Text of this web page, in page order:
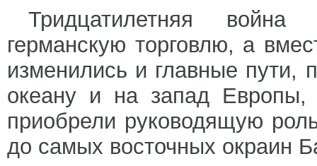
Тридцатилетняя
германскую торговлю, а
изменились и главные пути,
океану и на запад
приобрели руководящую
до самых восточных окраин